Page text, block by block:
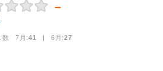
－
数 7月:41 | 6月:27